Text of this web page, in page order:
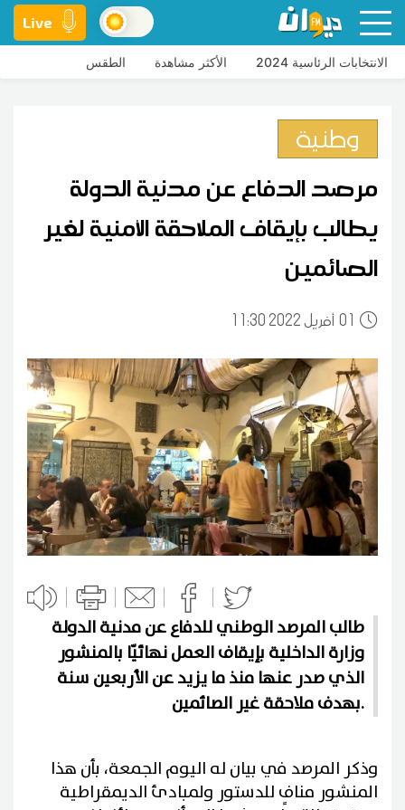
Live
الانتخابات الرئاسية 2024 الأكثر مشاهدة الطقس
وطنية
مرصد الدفاع عن مدنية الدولة
يطالب بإيقاف الملاحقة الأمنية لغير
الصائمين
0111:30 2022 أفريل
طالب المرصد الوطني للدفاع عن مدنية الدولة
وزارة الداخلية بإيقاف العمل نهائيّا بالمنشور
الذي صدر عنها منذ ما يزيد عن الأربعين سنة
بهدف ملاحقة غير الصائمين.
وذكر المرصد في بيان له اليوم الجمعة، بأن هذا
المنشور منافٍ للدستور ولمبادئ الديمقراطية